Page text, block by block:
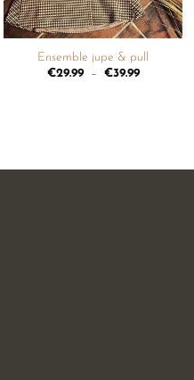
Ensemble jupe & pull
€29.99 – €39.99